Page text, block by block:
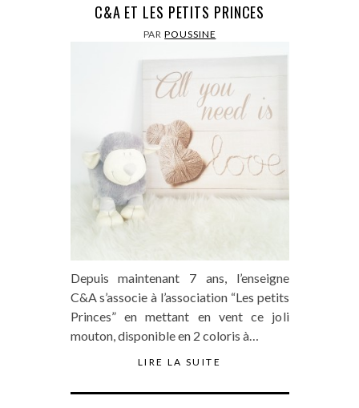
C&A ET LES PETITS PRINCES
PARPOUSSINE
Depuis maintenant 7 ans, l’enseigne
C&A s’associe à l’association “Les petits
Princes” en mettant en vent ce joli
mouton, disponible en 2 coloris à…
LIRE LA SUITE